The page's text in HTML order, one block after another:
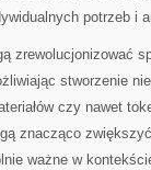
potrzeb i
zrewolucjonizować
stworzenie
czy nawet
znacząco
ważne w